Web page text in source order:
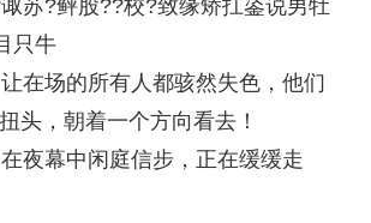
苏?鲆股??校?致缘矫扛鋈说男牡
只牛
在场的所有人都骇然失色，他们
头，朝着一个方向看去！
夜幕中闲庭信步，正在缓缓走